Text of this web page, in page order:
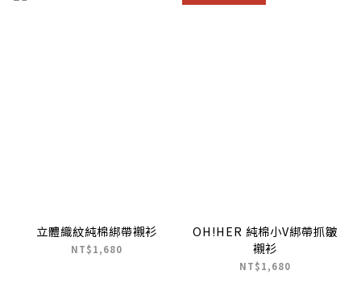
立體織紋純棉綁帶襯衫
NT$1,680
OH!HER 純棉小V綁帶抓皺
襯衫
NT$1,680